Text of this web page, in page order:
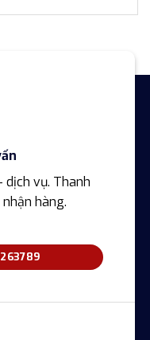
dịch vụ. Thanh
hàng.